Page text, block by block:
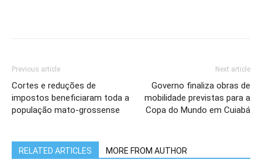
Previous article
Cortes e reduções de
impostos beneficiaram toda a
população mato-grossense
Next article
Governo finaliza obras de
mobilidade previstas para a
Copa do Mundo em Cuiabá
RELATED ARTICLES MORE FROM AUTHOR